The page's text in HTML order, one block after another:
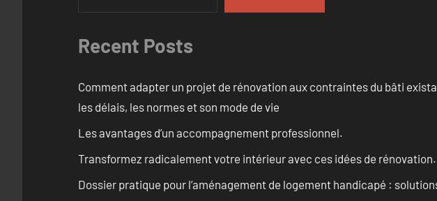
Recent Posts
Comment adapter un projet de rénovation aux contraintes du bâti
les délais, les normes et son mode de vie
Les avantages d’un accompagnement professionnel.
Transformez radicalement votre intérieur avec ces idées de rénovation.
Dossier pratique pour l’aménagement de logement handicapé :